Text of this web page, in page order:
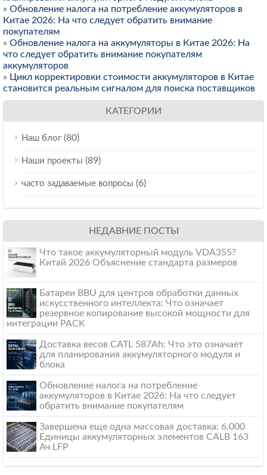
» Обновление налога на потребление аккумуляторов в
Китае 2026: На что следует обратить внимание
покупателям
» Обновление налога на аккумуляторы в Китае 2026: На
что следует обратить внимание покупателям
аккумуляторов
» Цикл корректировки стоимости аккумуляторов в Китае
становится реальным сигналом для поиска поставщиков
КАТЕГОРИИ
Наш блог (80)
Наши проекты (89)
часто задаваемые вопросы (6)
НЕДАВНИЕ ПОСТЫ
Что такое аккумуляторный модуль VDA355?
Китай 2026 Объяснение стандарта размеров
Батареи BBU для центров обработки данных
искусственного интеллекта: Что означает
резервное копирование высокой мощности для
интеграции PACK
Доставка весов CATL 587Ah: Что это означает
для планирования аккумуляторного модуля и
блока
Обновление налога на потребление
аккумуляторов в Китае 2026: На что следует
обратить внимание покупателям
Завершена еще одна массовая доставка: 6,000
Единицы аккумуляторных элементов CALB 163
Ач LFP